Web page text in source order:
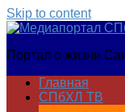
Skip to content
Медиапортал
Портал о жизни
Главная
СПбХЛ ТВ